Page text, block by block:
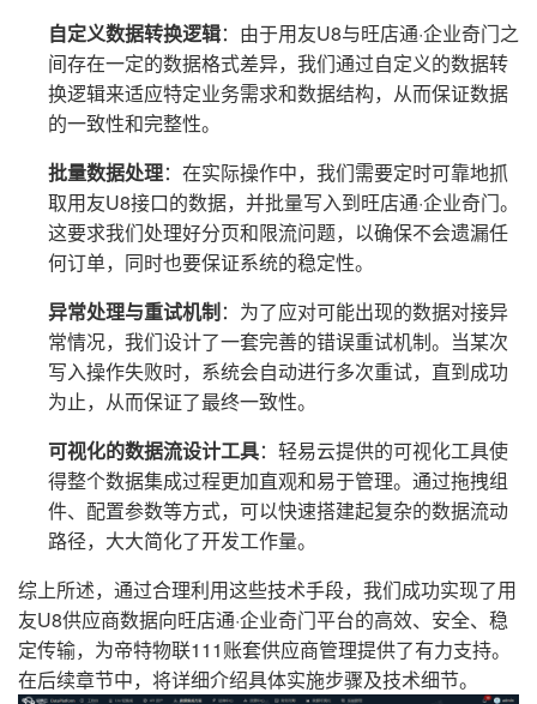
自定义数据转换逻辑：由于用友U8与旺店通·企业奇门之
间存在一定的数据格式差异，我们通过自定义的数据转
换逻辑来适应特定业务需求和数据结构，从而保证数据
的一致性和完整性。
批量数据处理：在实际操作中，我们需要定时可靠地抓
取用友U8接口的数据，并批量写入到旺店通·企业奇门。
这要求我们处理好分页和限流问题，以确保不会遗漏任
何订单，同时也要保证系统的稳定性。
异常处理与重试机制：为了应对可能出现的数据对接异
常情况，我们设计了一套完善的错误重试机制。当某次
写入操作失败时，系统会自动进行多次重试，直到成功
为止，从而保证了最终一致性。
可视化的数据流设计工具：轻易云提供的可视化工具使
得整个数据集成过程更加直观和易于管理。通过拖拽组
件、配置参数等方式，可以快速搭建起复杂的数据流动
路径，大大简化了开发工作量。
综上所述，通过合理利用这些技术手段，我们成功实现了用
友U8供应商数据向旺店通·企业奇门平台的高效、安全、稳
定传输，为帝特物联111账套供应商管理提供了有力支持。
在后续章节中，将详细介绍具体实施步骤及技术细节。